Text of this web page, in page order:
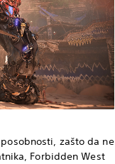
zašto da ne
Forbidden West